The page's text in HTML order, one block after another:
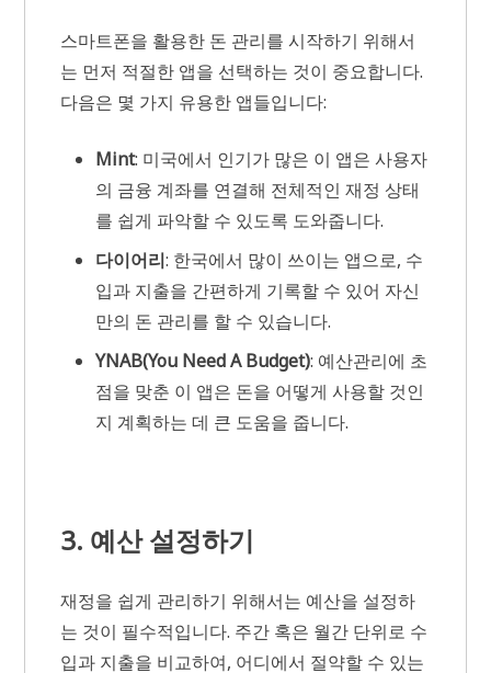
스마트폰을 활용한 돈 관리를 시작하기 위해서
는 먼저 적절한 앱을 선택하는 것이 중요합니다.
다음은 몇 가지 유용한 앱들입니다:
Mint: 미국에서 인기가 많은 이 앱은 사용자
의 금융 계좌를 연결해 전체적인 재정 상태
를 쉽게 파악할 수 있도록 도와줍니다.
다이어리: 한국에서 많이 쓰이는 앱으로, 수
입과 지출을 간편하게 기록할 수 있어 자신
만의 돈 관리를 할 수 있습니다.
YNAB(You Need A Budget): 예산관리에 초
점을 맞춘 이 앱은 돈을 어떻게 사용할 것인
지 계획하는 데 큰 도움을 줍니다.
3. 예산 설정하기
재정을 쉽게 관리하기 위해서는 예산을 설정하
는 것이 필수적입니다. 주간 혹은 월간 단위로 수
입과 지출을 비교하여, 어디에서 절약할 수 있는